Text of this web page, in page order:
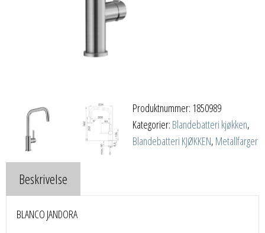
Produktnummer: 1850989
Kategorier: Blandebatteri kjøkken,
Blandebatteri KJØKKEN, Metallfarger
Beskrivelse
BLANCO JANDORA